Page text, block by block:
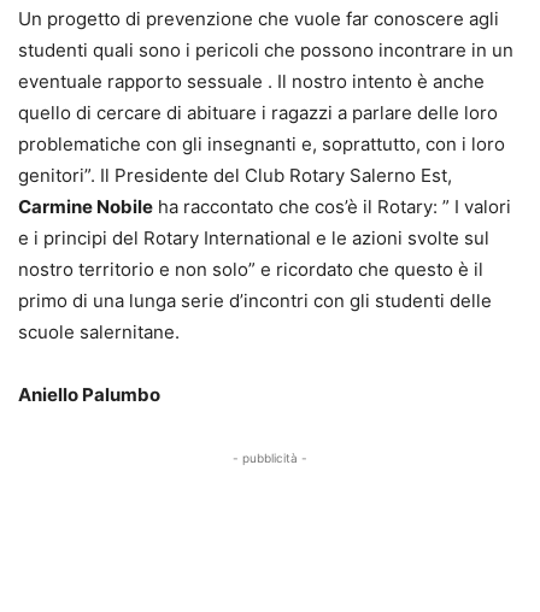
Un progetto di prevenzione che vuole far conoscere agli
studenti quali sono i pericoli che possono incontrare in un
eventuale rapporto sessuale . Il nostro intento è anche
quello di cercare di abituare i ragazzi a parlare delle loro
problematiche con gli insegnanti e, soprattutto, con i loro
genitori”. Il Presidente del Club Rotary Salerno Est,
Carmine Nobile ha raccontato che cos’è il Rotary: ” I valori
e i principi del Rotary International e le azioni svolte sul
nostro territorio e non solo” e ricordato che questo è il
primo di una lunga serie d’incontri con gli studenti delle
scuole salernitane.
Aniello Palumbo
- pubblicità -